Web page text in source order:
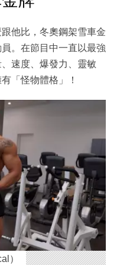
他比，冬奧鋼架雪車金
。在節目中一直以最強
速度、爆發力、靈敏
「怪物體格」！
）